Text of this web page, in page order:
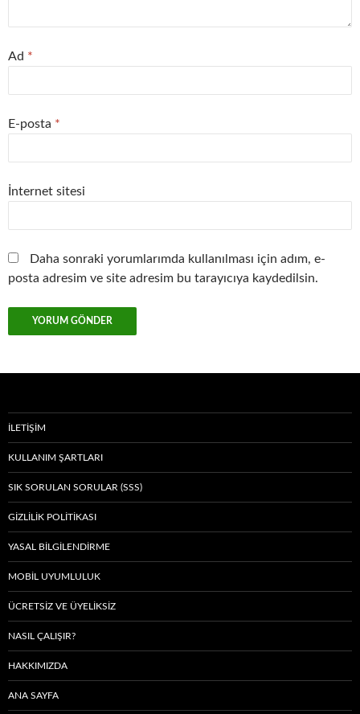
Ad *
E-posta *
İnternet sitesi
Daha sonraki yorumlarımda kullanılması için adım, e-
posta adresim ve site adresim bu tarayıcıya kaydedilsin.
İLETIŞIM
KULLANIM ŞARTLARI
SIK SORULAN SORULAR (SSS)
GIZLILIK POLITIKASI
YASAL BILGILENDIRME
MOBIL UYUMLULUK
ÜCRETSIZ VE ÜYELIKSIZ
NASIL ÇALIŞIR?
HAKKIMIZDA
ANA SAYFA